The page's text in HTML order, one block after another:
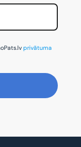
privātuma